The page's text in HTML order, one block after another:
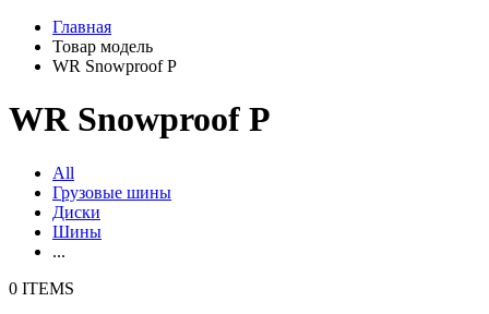
Главная
Товар модель
WR Snowproof P
WR Snowproof P
All
Грузовые шины
Диски
Шины
...
0 ITEMS